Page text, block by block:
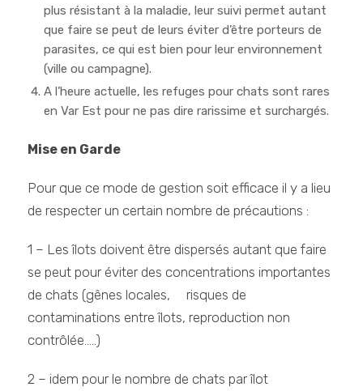
plus résistant à la maladie, leur suivi permet autant
que faire se peut de leurs éviter d’être porteurs de
parasites, ce qui est bien pour leur environnement
(ville ou campagne).
A l’heure actuelle, les refuges pour chats sont rares
en Var Est pour ne pas dire rarissime et surchargés.
Mise en Garde
Pour que ce mode de gestion soit efficace il y a lieu
de respecter un certain nombre de précautions :
1 – Les îlots doivent être dispersés autant que faire
se peut pour éviter des concentrations importantes
de chats (gênes locales, risques de
contaminations entre îlots, reproduction non
contrôlée…..)
2 – idem pour le nombre de chats par îlot